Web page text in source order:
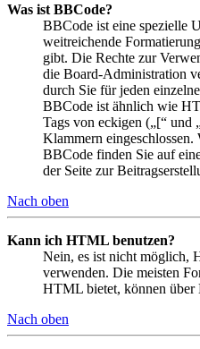
Was ist BBCode?
BBCode ist eine spezielle
weitreichende
gibt. Die Rechte zur
die Board-Administration
durch Sie für jeden
BBCode ist ähnlich wie
Tags von eckigen („[“ und
Klammern
BBCode finden Sie auf
der Seite zur
Nach oben
Kann ich HTML benutzen?
Nein, es ist nicht möglich,
verwenden. Die meisten
HTML bietet, können über
Nach oben